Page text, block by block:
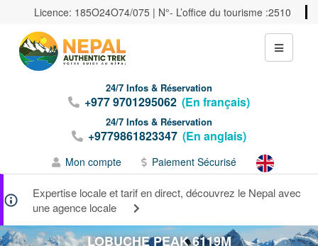
Licence: 185O24O74/075 | N°- L’office du tourisme :2510
24/7 Infos & Réservation
+977 9701295062 (En français)
24/7 Infos & Réservation
+9779861823347 (En anglais)
Mon compte Paiement Sécurisé
Expertise locale et tarif en direct, découvrez le Nepal avec
une agence locale
LOBUCHE PEAK 6119M